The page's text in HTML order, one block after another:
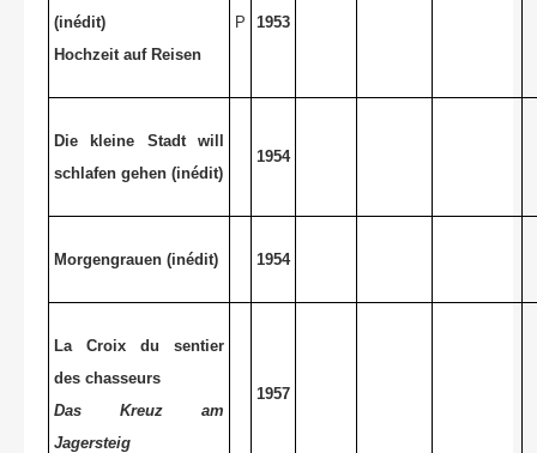
(inédit)
Hochzeit auf Reisen
P 1953
Die kleine Stadt will
schlafen gehen (inédit)
1954
Morgengrauen (inédit) 1954
La Croix du sentier
des chasseurs
Das Kreuz am
Jagersteig
1957